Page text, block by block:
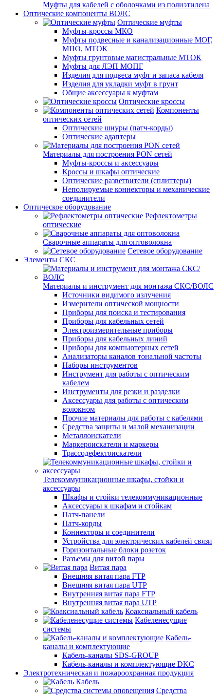
Муфты для кабелей с оболочками из полиэтилена
Оптические компоненты ВОЛС
Оптические муфты
Муфты-кроссы МКО
Муфты подвесные и канализационные МОГ,
МПО, МТОК
Муфты грунтовые магистральные МТОК
Муфты для ЛЭП МОПГ
Изделия для подвеса муфт и запаса кабеля
Изделия для укладки муфт в грунт
Общие аксессуары к муфтам
Оптические кроссы
Компоненты
оптических сетей
Оптические шнуры (патч-корды)
Оптические адаптеры
Материалы для построения PON сетей
Муфты-кроссы и аксессуары
Кроссы и шкафы оптические
Оптические разветвители (сплиттеры)
Неполируемые коннекторы и механические
соединители
Оптическое оборудование
Рефлектометры
оптические
Сварочные аппараты для оптоволокна
Сетевое оборудование
Элементы СКС
Материалы и инструмент для монтажа СКС/ВОЛС
Источники видимого излучения
Измерители оптической мощности
Приборы для поиска и тестирования
Приборы для кабельных сетей
Электроизмерительные приборы
Приборы для кабельных линий
Приборы для компьютерных сетей
Анализаторы каналов тональной частоты
Наборы инструментов
Инструмент для работы с оптическим
кабелем
Инструменты для резки и разделки
Аксессуары для работы с оптическим
волокном
Прочие материалы для работы с кабелями
Средства защиты и малой механизации
Металлоискатели
Маркероискатели и маркеры
Трассодефектоискатели
Телекоммуникационные шкафы, стойки и
аксессуары
Шкафы и стойки телекоммуникационные
Аксессуары к шкафам и стойкам
Патч-панели
Патч-корды
Коннекторы и соединители
Устройства для электрических кабелей связи
Горизонтальные блоки розеток
Разъемы для витой пары
Витая пара
Внешняя витая пара FTP
Внешняя витая пара UTP
Внутренняя витая пара FTP
Внутренняя витая пара UTP
Коаксиальный кабель
Кабеленесущие
системы
Кабель-
каналы и комплектующие
Кабель-каналы SDS-GROUP
Кабель-каналы и комплектующие DKC
Электротехническая и пожароохранная продукция
Кабель
Средства